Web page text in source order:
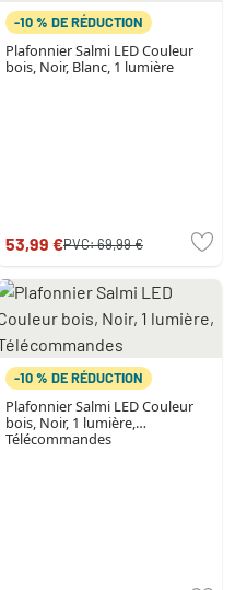
-10 % DE RÉDUCTION
Plafonnier Salmi LED Couleur
bois, Noir, Blanc, 1 lumière
53,99 €PVC:69,99 €
-10 % DE RÉDUCTION
Plafonnier Salmi LED Couleur
bois, Noir, 1 lumière,
Télécommandes